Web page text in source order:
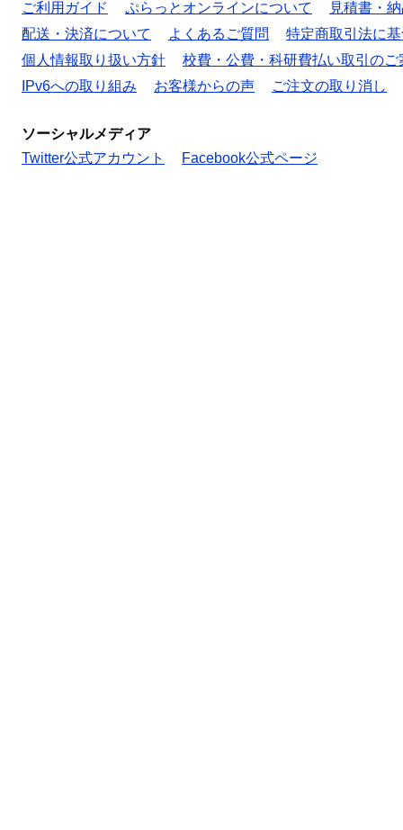
ご利用ガイド ぷらっとオンラインについて
見積書・
配送・決済について
よくあるご質問
特定商取引法に
個人情報取り扱い方針
校費・公費・科研費払い取引のご
IPv6への取り組み
お客様からの声 ご注文の取り消し
ソーシャルメディア
Twitter公式アカウント
Facebook公式ページ